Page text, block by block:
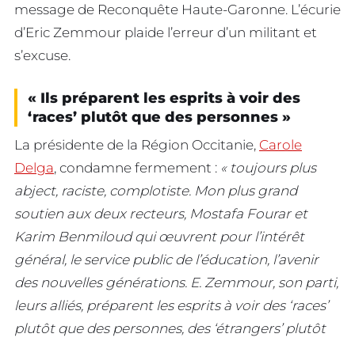
message de Reconquête Haute-Garonne. L’écurie
d’Eric Zemmour plaide l’erreur d’un militant et
s’excuse.
« Ils préparent les esprits à voir des
‘races’ plutôt que des personnes »
La présidente de la Région Occitanie, Carole
Delga, condamne fermement : « toujours plus
abject, raciste, complotiste. Mon plus grand
soutien aux deux recteurs, Mostafa Fourar et
Karim Benmiloud qui œuvrent pour l’intérêt
général, le service public de l’éducation, l’avenir
des nouvelles générations. E. Zemmour, son parti,
leurs alliés, préparent les esprits à voir des ‘races’
plutôt que des personnes, des ‘étrangers’ plutôt